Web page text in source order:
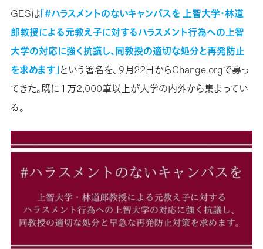
GESは「#ハラスメントのないキャンパスを 上智大学・林道
郎教授による元教え子に対するハラスメント行為への上智
大学の対応に強く抗議し、同教授の適切な処分と再発防止
を求めます」という署名を、９月22日からChange.orgで募っ
てきた。既に１万2,000筆以上が大学の内外から集まってい
る。